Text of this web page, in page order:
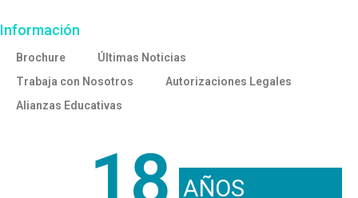
Información
Brochure
Últimas Noticias
Trabaja con Nosotros
Autorizaciones Legales
Alianzas Educativas
18 AÑOS